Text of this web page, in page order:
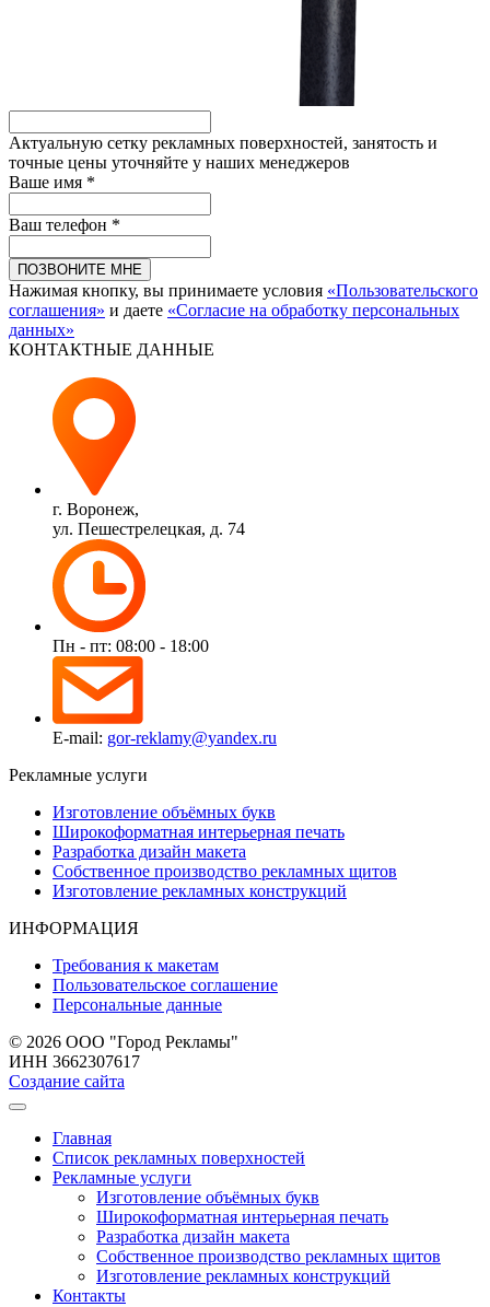
Актуальную сетку рекламных поверхностей, занятость и
точные цены уточняйте у наших менеджеров
Ваше имя *
Ваш телефон *
ПОЗВОНИТЕ МНЕ
Нажимая кнопку, вы принимаете условия «Пользовательского
соглашения» и даете «Согласие на обработку персональных
данных»
КОНТАКТНЫЕ ДАННЫЕ
г. Воронеж,
ул. Пешестрелецкая, д. 74
Пн - пт: 08:00 - 18:00
E-mail: gor-reklamy@yandex.ru
Рекламные услуги
Изготовление объёмных букв
Широкоформатная интерьерная печать
Разработка дизайн макета
Собственное производство рекламных щитов
Изготовление рекламных конструкций
ИНФОРМАЦИЯ
Требования к макетам
Пользовательское соглашение
Персональные данные
© 2026 ООО "Город Рекламы"
ИНН 3662307617
Создание сайта
Главная
Список рекламных поверхностей
Рекламные услуги
Изготовление объёмных букв
Широкоформатная интерьерная печать
Разработка дизайн макета
Собственное производство рекламных щитов
Изготовление рекламных конструкций
Контакты